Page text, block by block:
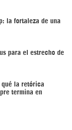
la fortaleza de una
para el estrecho de
qué la retórica
termina en